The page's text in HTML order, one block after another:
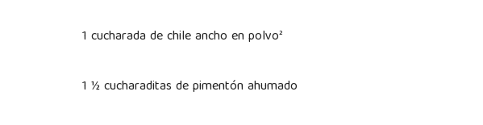
1 cucharada de chile ancho en polvo²
1 ½ cucharaditas de pimentón ahumado